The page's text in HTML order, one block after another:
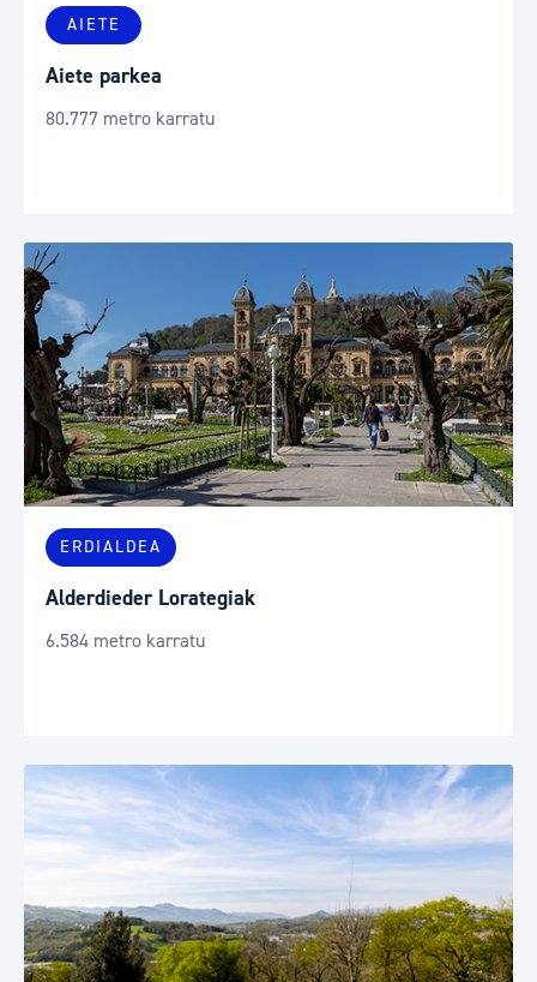
AIETE
Aiete parkea
80.777 metro karratu
ERDIALDEA
Alderdieder Lorategiak
6.584 metro karratu